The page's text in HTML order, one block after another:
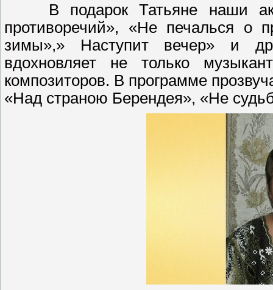
В подарок Татьяне наши
противоречий», «Не печалься о
зимы»,» Наступит вечер» и
вдохновляет не только
композиторов. В программе
«Над страною Берендея», «Не